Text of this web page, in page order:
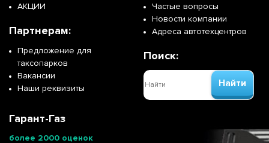
АКЦИИ
Партнерам:
Предложение для
таксопарков
Вакансии
Наши реквизиты
Частые вопросы
Новости компании
Адреса автотехцентров
Поиск:
Найти
Гарант-Газ
более 2000 оценок